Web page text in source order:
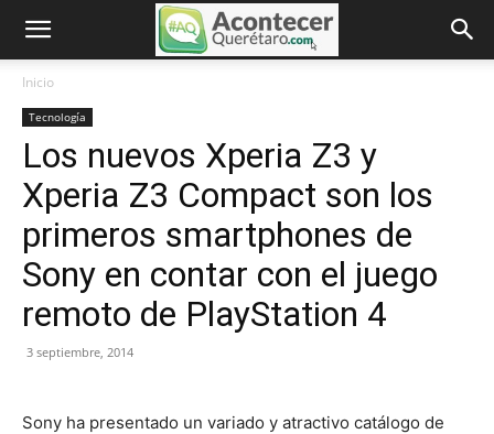
Inicio
Tecnología
Los nuevos Xperia Z3 y
Xperia Z3 Compact son los
primeros smartphones de
Sony en contar con el juego
remoto de PlayStation 4
3 septiembre, 2014
Sony ha presentado un variado y atractivo catálogo de